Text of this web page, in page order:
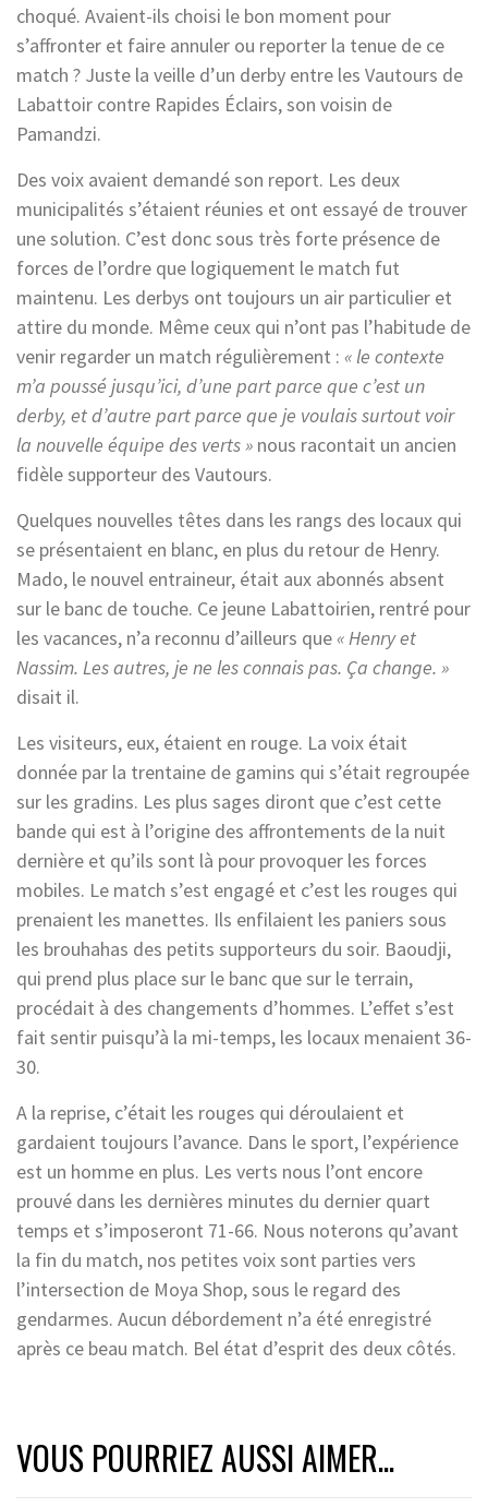
choqué. Avaient-ils choisi le bon moment pour
s’affronter et faire annuler ou reporter la tenue de ce
match ? Juste la veille d’un derby entre les Vautours de
Labattoir contre Rapides Éclairs, son voisin de
Pamandzi.
Des voix avaient demandé son report. Les deux
municipalités s’étaient réunies et ont essayé de trouver
une solution. C’est donc sous très forte présence de
forces de l’ordre que logiquement le match fut
maintenu. Les derbys ont toujours un air particulier et
attire du monde. Même ceux qui n’ont pas l’habitude de
venir regarder un match régulièrement : « le contexte
m’a poussé jusqu’ici, d’une part parce que c’est un
derby, et d’autre part parce que je voulais surtout voir
la nouvelle équipe des verts » nous racontait un ancien
fidèle supporteur des Vautours.
Quelques nouvelles têtes dans les rangs des locaux qui
se présentaient en blanc, en plus du retour de Henry.
Mado, le nouvel entraineur, était aux abonnés absent
sur le banc de touche. Ce jeune Labattoirien, rentré pour
les vacances, n’a reconnu d’ailleurs que« Henry et
Nassim. Les autres, je ne les connais pas. Ça change. »
disait il.
Les visiteurs, eux, étaient en rouge. La voix était
donnée par la trentaine de gamins qui s’était regroupée
sur les gradins. Les plus sages diront que c’est cette
bande qui est à l’origine des affrontements de la nuit
dernière et qu’ils sont là pour provoquer les forces
mobiles. Le match s’est engagé et c’est les rouges qui
prenaient les manettes. Ils enfilaient les paniers sous
les brouhahas des petits supporteurs du soir. Baoudji,
qui prend plus place sur le banc que sur le terrain,
procédait à des changements d’hommes. L’effet s’est
fait sentir puisqu’à la mi-temps, les locaux menaient 36-
30.
A la reprise, c’était les rouges qui déroulaient et
gardaient toujours l’avance. Dans le sport, l’expérience
est un homme en plus. Les verts nous l’ont encore
prouvé dans les dernières minutes du dernier quart
temps et s’imposeront 71-66. Nous noterons qu’avant
la fin du match, nos petites voix sont parties vers
l’intersection de Moya Shop, sous le regard des
gendarmes. Aucun débordement n’a été enregistré
après ce beau match. Bel état d’esprit des deux côtés.
VOUS POURRIEZ AUSSI AIMER...